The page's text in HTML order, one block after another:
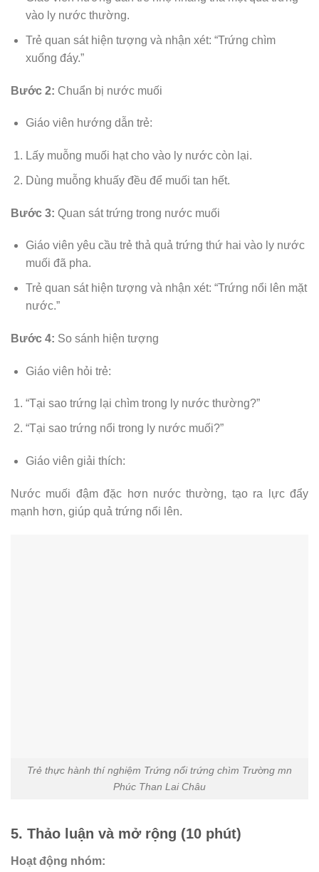
vào ly nước thường.
Trẻ quan sát hiện tượng và nhận xét: “Trứng chìm
xuống đáy.”
Bước 2: Chuẩn bị nước muối
Giáo viên hướng dẫn trẻ:
Lấy muỗng muối hạt cho vào ly nước còn lại.
Dùng muỗng khuấy đều để muối tan hết.
Bước 3: Quan sát trứng trong nước muối
Giáo viên yêu cầu trẻ thả quả trứng thứ hai vào ly nước
muối đã pha.
Trẻ quan sát hiện tượng và nhận xét: “Trứng nổi lên mặt
nước.”
Bước 4: So sánh hiện tượng
Giáo viên hỏi trẻ:
“Tại sao trứng lại chìm trong ly nước thường?”
“Tại sao trứng nổi trong ly nước muối?”
Giáo viên giải thích:
Nước muối đậm đặc hơn nước thường, tạo ra lực đẩy
mạnh hơn, giúp quả trứng nổi lên.
Trẻ thực hành thí nghiệm Trứng nổi trứng chìm Trường mn
Phúc Than Lai Châu
5. Thảo luận và mở rộng (10 phút)
Hoạt động nhóm: